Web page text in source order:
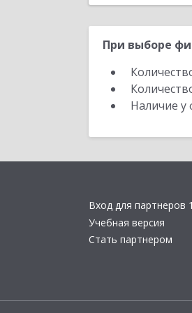
При выборе
Наличие у
Вход для партнеров
Учебная версия
Стать партнером